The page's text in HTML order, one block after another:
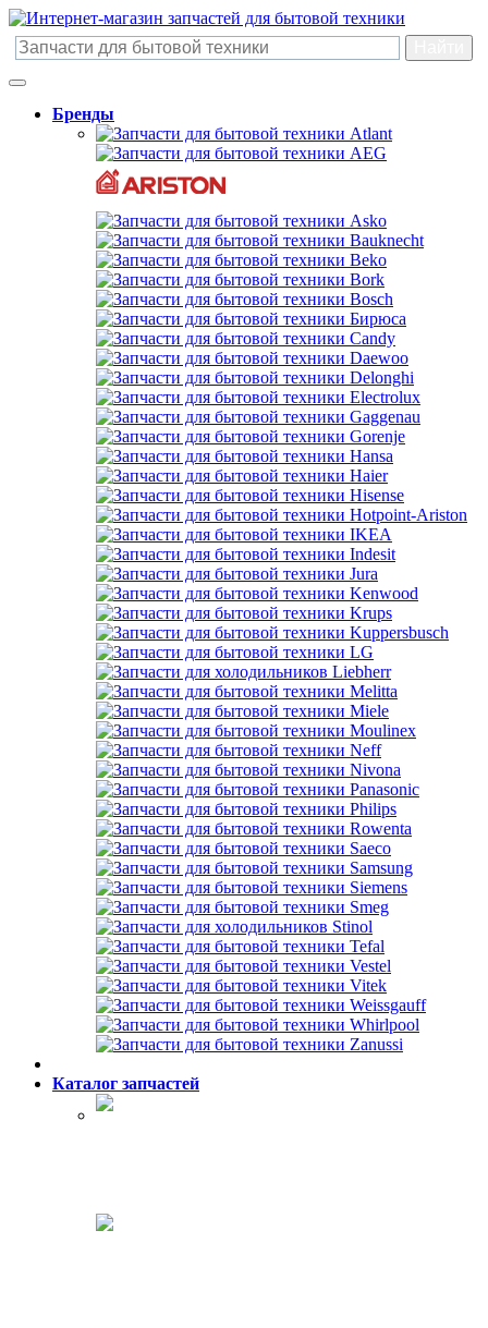
Бренды
Каталог запчастей